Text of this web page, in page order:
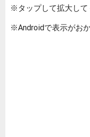
※タップして拡大し
※Androidで表示がお